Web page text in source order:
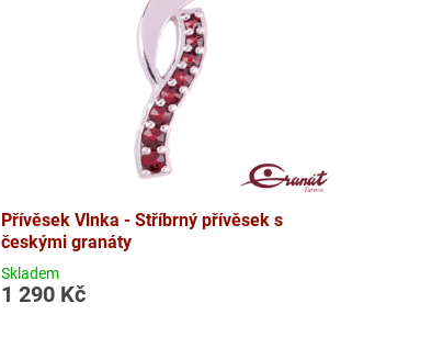
Přívěsek Vlnka - Stříbrný přívěsek s
českými granáty
Skladem
1 290 Kč